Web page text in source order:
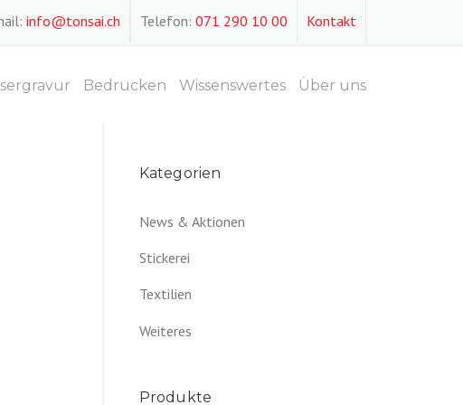
Kontakt
Telefon: 071 290 10 00
info@tonsai.ch
Bedrucken Wissenswertes Über uns
Kategorien
News & Aktionen
Stickerei
Textilien
Weiteres
Produkte